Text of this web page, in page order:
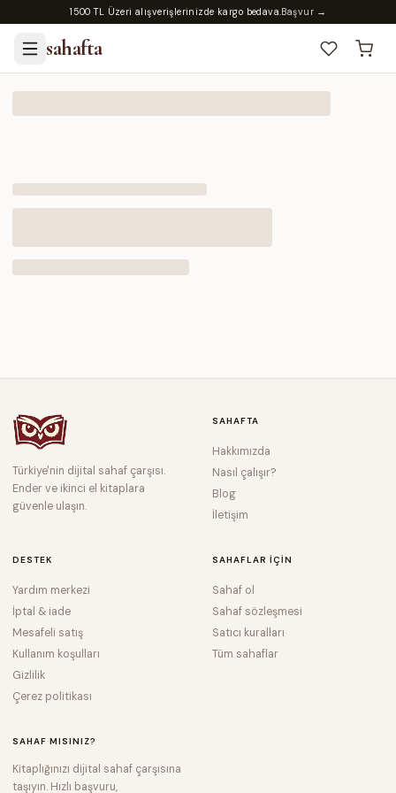
1500 TL Üzeri alışverişlerinizde kargo bedava.Başvur →
sahafta
Türkiye'nin dijital sahaf çarşısı.
Ender ve ikinci el kitaplara
güvenle ulaşın.
SAHAFTA
Hakkımızda
Nasıl çalışır?
Blog
İletişim
DESTEK
Yardım merkezi
İptal & iade
Mesafeli satış
Kullanım koşulları
Gizlilik
Çerez politikası
SAHAFLAR IÇIN
Sahaf ol
Sahaf sözleşmesi
Satıcı kuralları
Tüm sahaflar
SAHAF MISINIZ?
Kitaplığınızı dijital sahaf çarşısına
taşıyın. Hızlı başvuru,